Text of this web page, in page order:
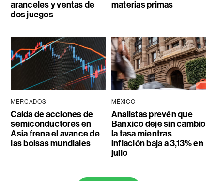
aranceles y ventas de
dos juegos
materias primas
MERCADOS
Caída de acciones de
semiconductores en
Asia frena el avance de
las bolsas mundiales
MÉXICO
Analistas prevén que
Banxico deje sin cambio
la tasa mientras
inflación baja a 3,13% en
julio